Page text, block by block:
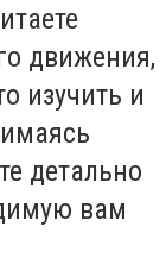
движения,
изучить и
детально
вам